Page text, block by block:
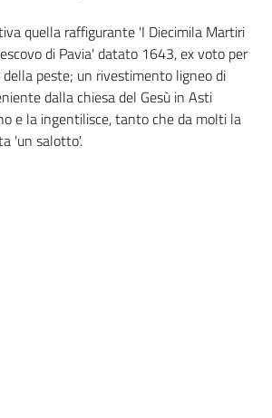
quella raffigurante 'I Diecimila Martiri
di Pavia' datato 1643, ex voto per
peste; un rivestimento ligneo di
dalla chiesa del Gesù in Asti
e la ingentilisce, tanto che da molti la
'un salotto'.